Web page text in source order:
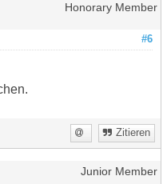
Honorary Member
#6
Zitieren
Junior Member